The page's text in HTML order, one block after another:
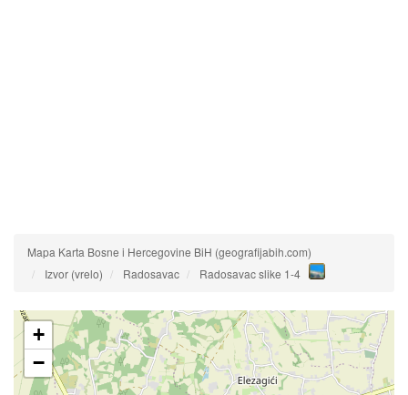
Mapa Karta Bosne i Hercegovine BiH (geografijabih.com)
Izvor (vrelo)
Radosavac Radosavac slike 1-4
+
−